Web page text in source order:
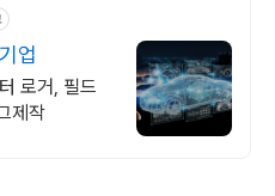
업
로거, 필드
제작